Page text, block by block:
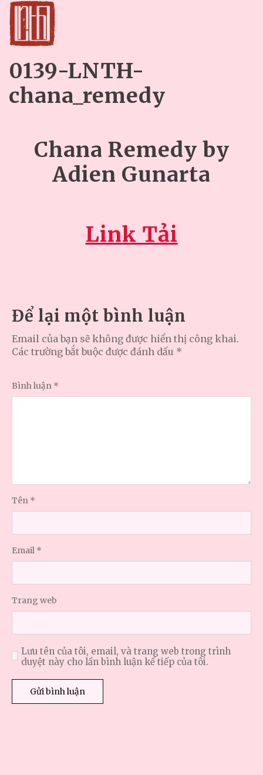
0139-LNTH-
chana_remedy
Chana Remedy by
Adien Gunarta
Link Tải
Để lại một bình luận
Email của bạn sẽ không được hiển thị công khai.
Các trường bắt buộc được đánh dấu *
Bình luận *
Tên *
Email *
Trang web
Lưu tên của tôi, email, và trang web trong trình
duyệt này cho lần bình luận kế tiếp của tôi.